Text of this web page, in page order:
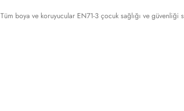
Tüm boya ve koruyucular EN71-3 çocuk sağlığı ve